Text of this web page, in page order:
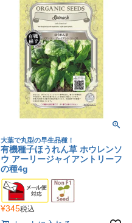
大葉で丸型の早生品種！
有機種子ほうれん草 ホウレンソ
ウ アーリージャイアントリーフ
の種4g
¥345税込